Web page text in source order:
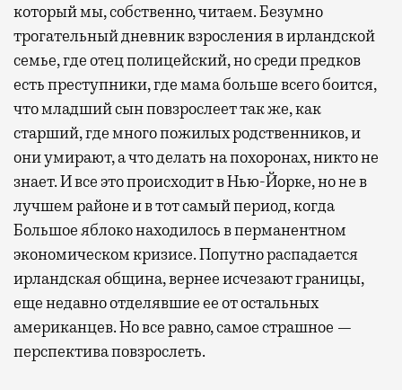
который мы, собственно, читаем. Безумно
трогательный дневник взросления в ирландской
семье, где отец полицейский, но среди предков
есть преступники, где мама больше всего боится,
что младший сын повзрослеет так же, как
старший, где много пожилых родственников, и
они умирают, а что делать на похоронах, никто не
знает. И все это происходит в Нью-Йорке, но не в
лучшем районе и в тот самый период, когда
Большое яблоко находилось в перманентном
экономическом кризисе. Попутно распадается
ирландская община, вернее исчезают границы,
еще недавно отделявшие ее от остальных
американцев. Но все равно, самое страшное —
перспектива повзрослеть.